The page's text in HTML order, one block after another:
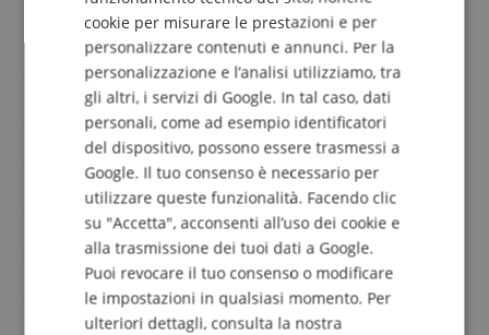
Roundback
Top massello Si
Manico Okoume
Elettronica No
Orientamento Destro
incl. borsa / custodia No
Profondità del corpo Super Shallow
Tutto massivo No
ITALIAN
SPANISH
cookie per misurare le prestazioni e per
personalizzare contenuti e annunci. Per la
personalizzazione e l’analisi utilizziamo, tra
gli altri, i servizi di Google. In tal caso, dati
personali, come ad esempio identificatori
del dispositivo, possono essere trasmessi a
Google. Il tuo consenso è necessario per
utilizzare queste funzionalità. Facendo clic
su "Accetta", acconsenti all’uso dei cookie e
alla trasmissione dei tuoi dati a Google.
Puoi revocare il tuo consenso o modificare
le impostazioni in qualsiasi momento. Per
ulteriori dettagli, consulta la nostra